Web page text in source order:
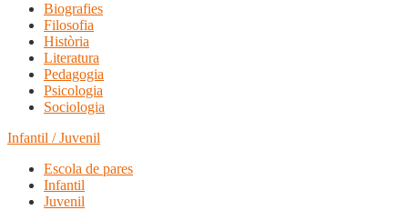
Biografies
Filosofia
Història
Literatura
Pedagogia
Psicologia
Sociologia
Infantil / Juvenil
Escola de pares
Infantil
Juvenil